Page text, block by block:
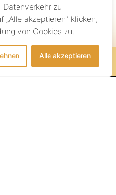
Datenverkehr zu
„Alle akzeptieren" klicken,
von Cookies zu.
Alle akzeptieren
HIER!
Beratung